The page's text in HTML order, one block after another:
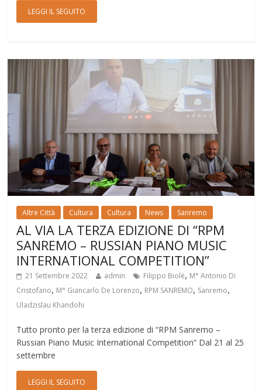
LEGGI IL SEGUITO
Altre Città Cultura Cultura News Sanremo
AL VIA LA TERZA EDIZIONE DI “RPM
SANREMO – RUSSIAN PIANO MUSIC
INTERNATIONAL COMPETITION”
21 Settembre 2022 admin Filippo Biolè, M° Antonio Di
Cristofano, M° Giancarlo De Lorenzo, RPM SANREMO, Sanremo,
Uladzislau Khandohi
Tutto pronto per la terza edizione di “RPM Sanremo –
Russian Piano Music International Competition” Dal 21 al 25
settembre
LEGGI IL SEGUITO